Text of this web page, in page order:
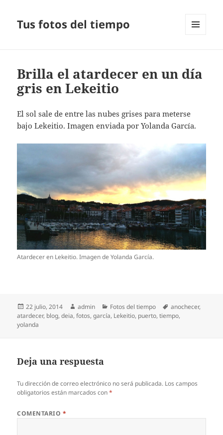
Tus fotos del tiempo
Brilla el atardecer en un día
gris en Lekeitio
El sol sale de entre las nubes grises para meterse
bajo Lekeitio. Imagen enviada por Yolanda García.
Atardecer en Lekeitio. Imagen de Yolanda García.
Publicado
el
22 julio, 2014 Autor
admin Categorías
Fotos del tiempo Etiquetas
anochecer,
atardecer, blog,deia,fotos,garcía, Lekeitio, puerto,tiempo,
yolanda
Deja una respuesta
Tu dirección de correo electrónico no será publicada. Los campos
obligatorios están marcados con*
COMENTARIO *